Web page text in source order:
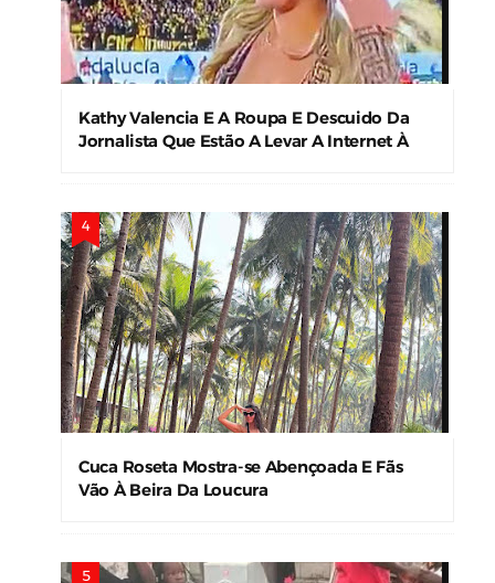
Kathy Valencia E A Roupa E Descuido Da
Jornalista Que Estão A Levar A Internet À
Cuca Roseta Mostra-se Abençoada E Fãs
Vão À Beira Da Loucura